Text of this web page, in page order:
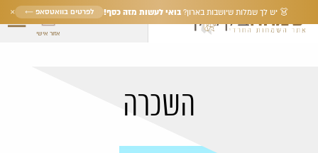
אזור אישי
👗 יש לך שמלות שיושבות בארון? בואי לעשות מזה כסף! לפרטים בוואטסאפ ← ×
השכרה